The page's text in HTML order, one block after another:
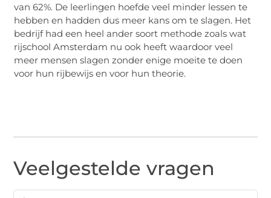
van 62%. De leerlingen hoefde veel minder lessen te
hebben en hadden dus meer kans om te slagen. Het
bedrijf had een heel ander soort methode zoals wat
rijschool Amsterdam nu ook heeft waardoor veel
meer mensen slagen zonder enige moeite te doen
voor hun rijbewijs en voor hun theorie.
Veelgestelde vragen